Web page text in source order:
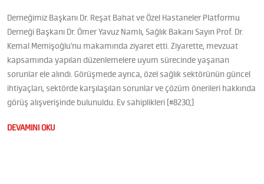
Derneğimiz Başkanı Dr. Reşat Bahat ve Özel Hastaneler Platformu
Derneği Başkanı Dr. Ömer Yavuz Namlı, Sağlık Bakanı Sayın Prof. Dr.
Kemal Memişoğlu'nu makamında ziyaret etti. Ziyarette, mevzuat
kapsamında yapılan düzenlemelere uyum sürecinde yaşanan
sorunlar ele alındı. Görüşmede ayrıca, özel sağlık sektörünün güncel
ihtiyaçları, sektörde karşılaşılan sorunlar ve çözüm önerileri hakkında
görüş alışverişinde bulunuldu. Ev sahiplikleri [#8230;]
DEVAMINI OKU